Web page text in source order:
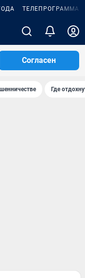
ТЕЛЕПРОГРАММА
Согласен
Где